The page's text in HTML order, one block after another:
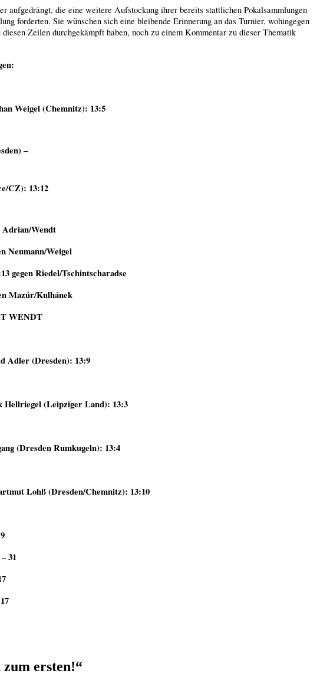
aufgedrängt, die eine weitere Aufstockung ihrer bereits stattlichen Pokalsammlungen
forderten. Sie wünschen sich eine bleibende Erinnerung an das Turnier, wohingegen
Zeilen durchgekämpft haben, noch zu einem Kommentar zu dieser Thematik
Weigel (Chemnitz): 13:5
–
CZ): 13:12
Adrian/Wendt
Neumann/Weigel
gegen Riedel/Tschintscharadse
Mazúr/Kulhánek
WENDT
Adler (Dresden): 13:9
(Leipziger Land): 13:3
(Dresden Rumkugeln): 13:4
Lohß (Dresden/Chemnitz): 13:10
31
ersten!“